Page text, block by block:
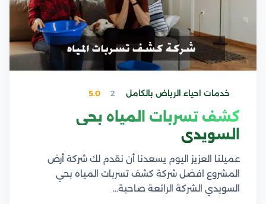
خدمات احياء الرياض بالكامل 2
5.0
كشف تسربات المياه بحي
السويدي
عميلنا العزيز اليوم يسعدنا أن نقدم لك شركة أرض
المشروع افضل شركة كشف تسربات المياه بحي
السويدي الشركة الرائعة صاحبة…